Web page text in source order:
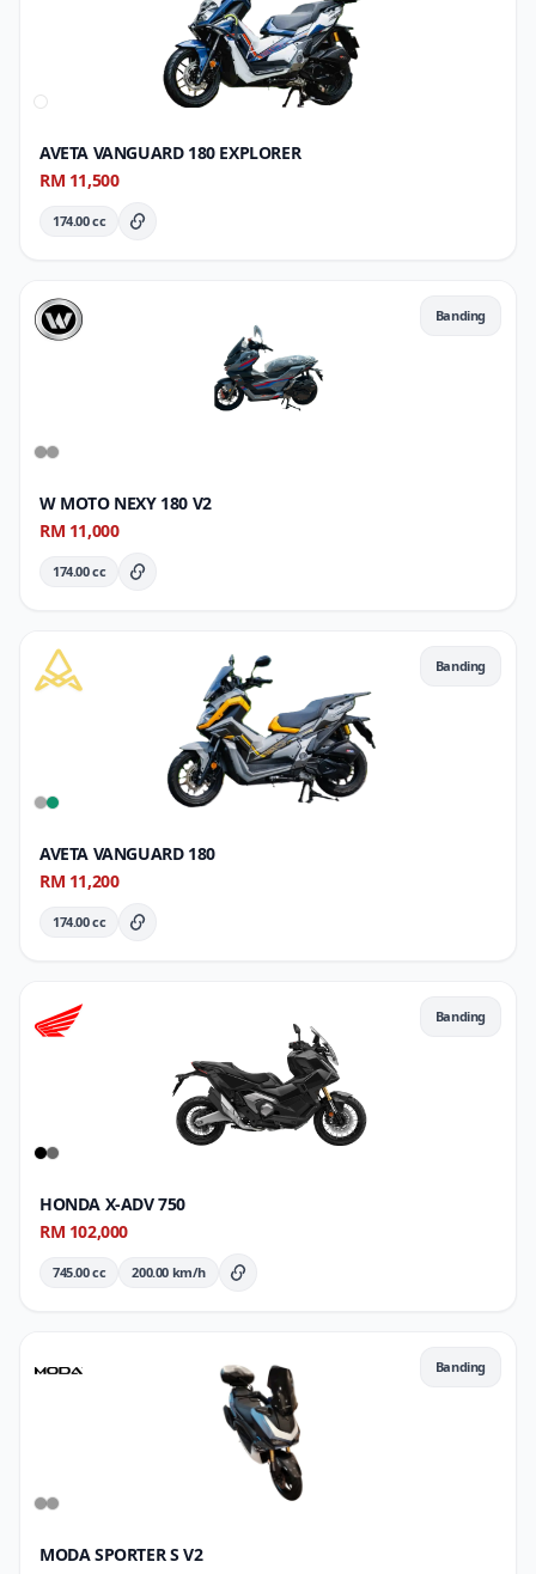
AVETA VANGUARD 180 EXPLORER
RM 11,500
174.00 cc Butiran Penuh
Banding
W MOTO NEXY 180 V2
RM 11,000
174.00 cc Butiran Penuh
Banding
AVETA VANGUARD 180
RM 11,200
174.00 cc Butiran Penuh
Banding
HONDA X-ADV 750
RM 102,000
745.00 cc 200.00 km/h Butiran Penuh
Banding
MODA SPORTER S V2